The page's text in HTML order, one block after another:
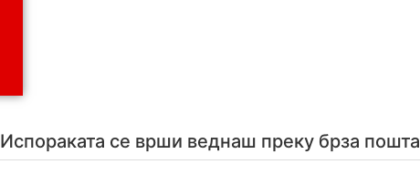
Испораката се врши веднаш преку брза пошта